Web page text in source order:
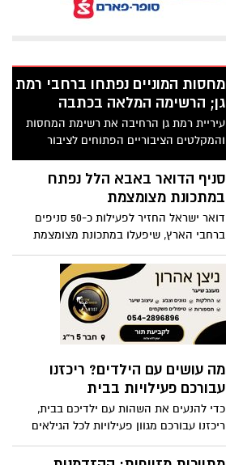
מחסות המוניים נפתחו ברחבי רמת
גן; הרשימה המלאה בכתבה
עיריית רמת גן הרחיבה את רשימת המחסות
והמקלטים הציבוריים הפתוחים לציבור
סניף הדואר באבא הלל נפתח
במתכונת מצומצמת
דואר ישראל החזיר לפעילות כ-50 סניפים
ברחבי הארץ, שיפעלו במתכונת מצומצמת
מה עושים עם הילדים? ריכזנו
עבורכם פעילויות בבית
כדי להנעים את השהות עם ילדיכם בבית,
ריכזנו עבורכם מגוון פעילויות לכל הגילאים